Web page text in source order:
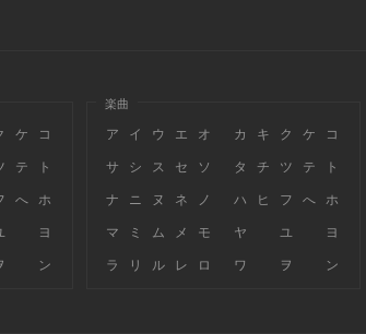
ケ コ
テ ト
へ ホ
ヨ
ン
楽曲
ア イ ウ エ オ カ キ ク ケ コ
サ シ ス セ ソ タ チ ツ テ ト
ナ ニ ヌ ネ ノ ハ ヒ フ へ ホ
マ ミ ム メ モ ヤ ユ ヨ
ラ リ ル レ ロ ワ ヲ ン